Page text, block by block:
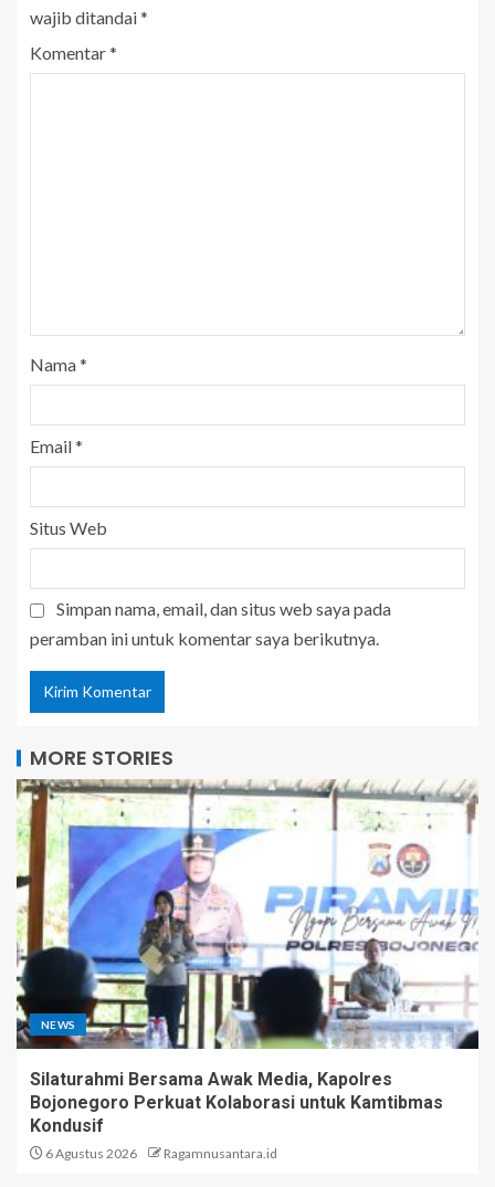
wajib ditandai*
Komentar*
Nama*
Email*
Situs Web
Simpan nama, email, dan situs web saya pada
peramban ini untuk komentar saya berikutnya.
MORE STORIES
NEWS
Silaturahmi Bersama Awak Media, Kapolres
Bojonegoro Perkuat Kolaborasi untuk Kamtibmas
Kondusif
6 Agustus 2026 Ragamnusantara.id